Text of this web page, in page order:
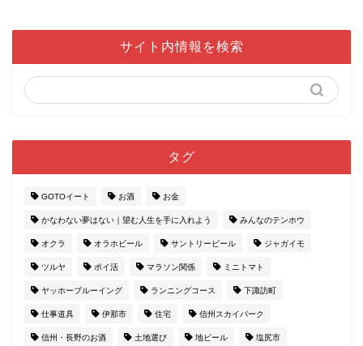
サイト内情報を検索
タグ
GOTOイート お酒 お金
かなわない夢はない｜望む人生を手に入れよう みんなのテンホウ
オクラ オラホビール サントリービール ジャガイモ
ツルヤ ポイ活 マラソン関係 ミニトマト
ヤッホーブルーイング ランニングコース 下諏訪町
仕事道具 伊那市 住宅 信州スカイパーク
信州・長野のお酒 土地選び 地ビール 塩尻市